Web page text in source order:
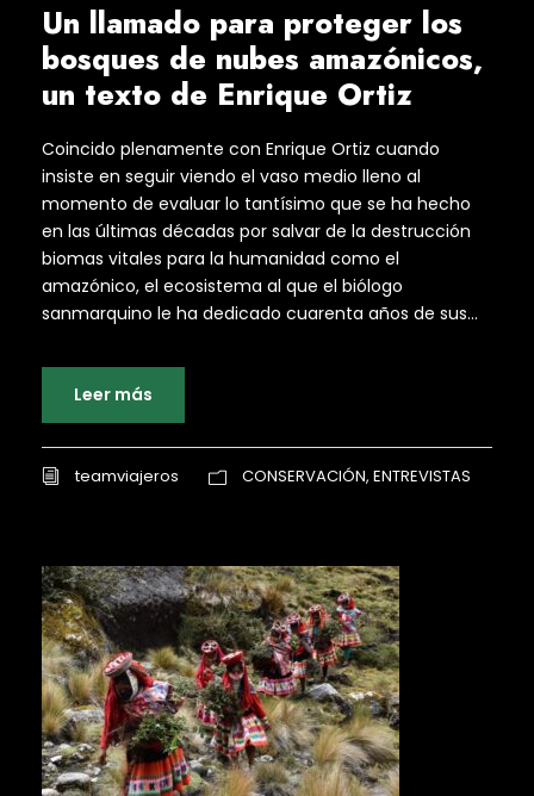
Un llamado para proteger los
bosques de nubes amazónicos,
un texto de Enrique Ortiz
Coincido plenamente con Enrique Ortiz cuando
insiste en seguir viendo el vaso medio lleno al
momento de evaluar lo tantísimo que se ha hecho
en las últimas décadas por salvar de la destrucción
biomas vitales para la humanidad como el
amazónico, el ecosistema al que el biólogo
sanmarquino le ha dedicado cuarenta años de sus...
Leer más
teamviajeros CONSERVACIÓN, ENTREVISTAS